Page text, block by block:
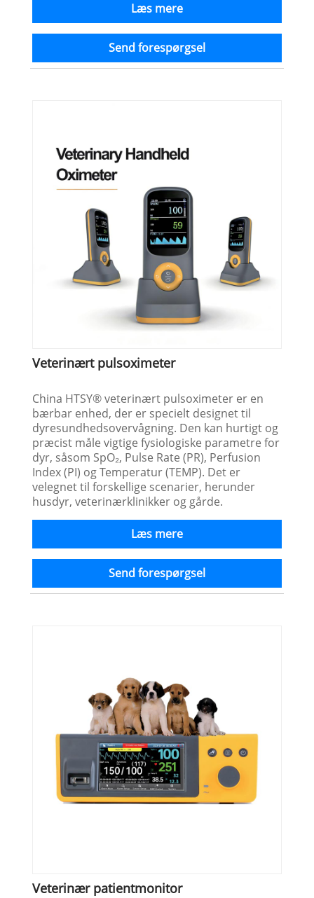
Læs mere
Send forespørgsel
Veterinært pulsoximeter
China HTSY® veterinært pulsoximeter er en
bærbar enhed, der er specielt designet til
dyresundhedsovervågning. Den kan hurtigt og
præcist måle vigtige fysiologiske parametre for
dyr, såsom SpO₂, Pulse Rate (PR), Perfusion
Index (PI) og Temperatur (TEMP). Det er
velegnet til forskellige scenarier, herunder
husdyr, veterinærklinikker og gårde.
Læs mere
Send forespørgsel
Veterinær patientmonitor